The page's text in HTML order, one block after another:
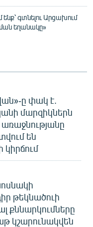
գտնելու Արցախում
եղանակը»
ը փակ է.
մարզիկներն
են
թեկնածուի
քննարկումները
կշարունակվեն